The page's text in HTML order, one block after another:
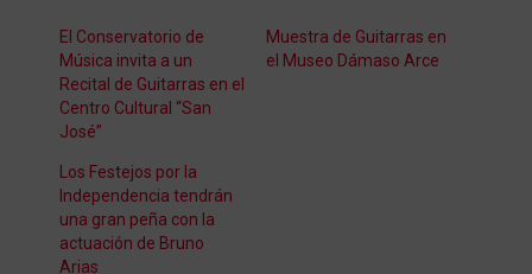
El Conservatorio de
Música invita a un
Recital de Guitarras en el
Centro Cultural “San
José”
Muestra de Guitarras en
el Museo Dámaso Arce
Los Festejos por la
Independencia tendrán
una gran peña con la
actuación de Bruno
Arias